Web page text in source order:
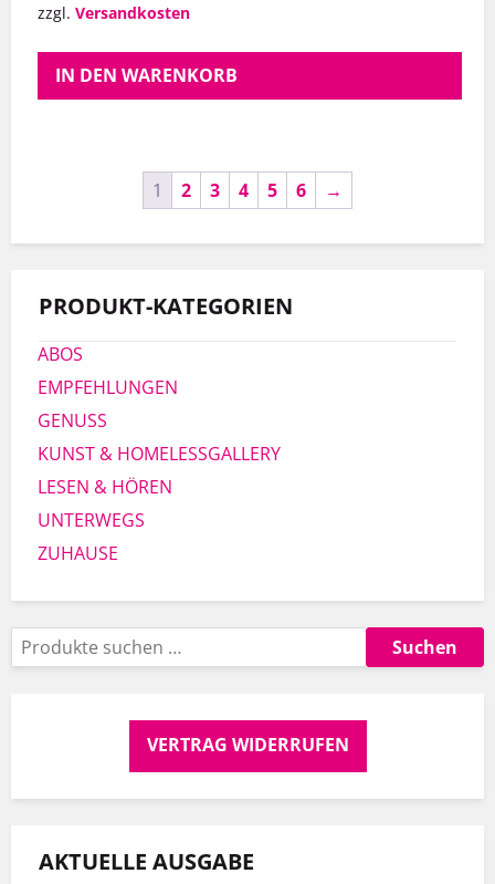
zzgl. Versandkosten
IN DEN WARENKORB
1 2 3 4 5 6 →
PRODUKT-KATEGORIEN
ABOS
EMPFEHLUNGEN
GENUSS
KUNST & HOMELESSGALLERY
LESEN & HÖREN
UNTERWEGS
ZUHAUSE
Suchen
VERTRAG WIDERRUFEN
AKTUELLE AUSGABE